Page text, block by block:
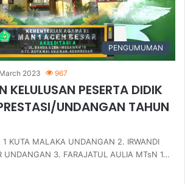
PENGUMUMAN
2023 967
KELULUSAN PESERTA DIDIK
UNDANGAN TAHUN
1 KUTA MALAKA UNDANGAN 2. IRWANDI
UNDANGAN 3. FARAJATUL AULIA MTsN 1…